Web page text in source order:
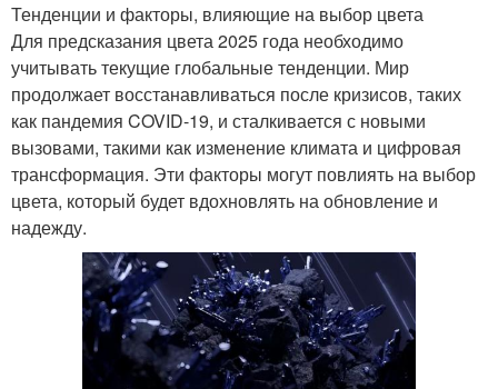
Тенденции и факторы, влияющие на выбор цвета
Для предсказания цвета 2025 года необходимо
учитывать текущие глобальные тенденции. Мир
продолжает восстанавливаться после кризисов, таких
как пандемия COVID-19, и сталкивается с новыми
вызовами, такими как изменение климата и цифровая
трансформация. Эти факторы могут повлиять на выбор
цвета, который будет вдохновлять на обновление и
надежду.